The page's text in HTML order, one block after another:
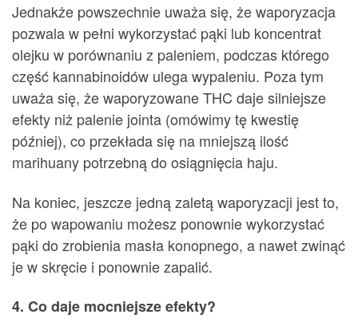
Jednakże powszechnie uważa się, że waporyzacja
pozwala w pełni wykorzystać pąki lub koncentrat
olejku w porównaniu z paleniem, podczas którego
część kannabinoidów ulega wypaleniu. Poza tym
uważa się, że waporyzowane THC daje silniejsze
efekty niż palenie jointa (omówimy tę kwestię
później), co przekłada się na mniejszą ilość
marihuany potrzebną do osiągnięcia haju.
Na koniec, jeszcze jedną zaletą waporyzacji jest to,
że po wapowaniu możesz ponownie wykorzystać
pąki do zrobienia masła konopnego, a nawet zwinąć
je w skręcie i ponownie zapalić.
4. Co daje mocniejsze efekty?